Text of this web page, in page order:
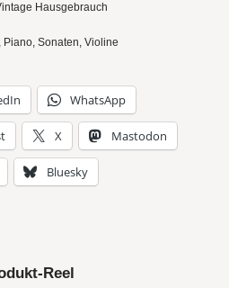
Hausgebrauch
, Piano, Sonaten, Violine
WhatsApp
X Mastodon
Bluesky
Reel